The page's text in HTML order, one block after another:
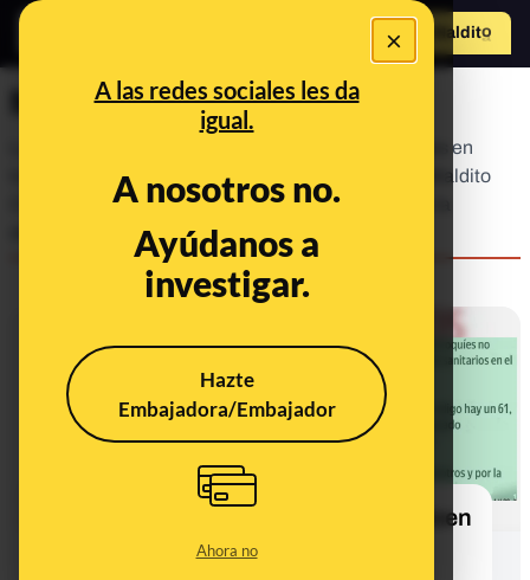
×
A las redes sociales les da
igual.
A nosotros no.
Ayúdanos a
investigar.
Hazte
Embajadora/Embajador
Ahora no
Hazte Maldito
Maldito Clima
La urgencia de la crisis climática y sus repercusiones en
todos los ámbitos de la vida hacen imprescindible Maldito
Clima: un espacio donde, además de luchar contra la
desinformación climática, res...
ALERTA
Cuidado con los contenidos que dicen
que los alimentos con código de